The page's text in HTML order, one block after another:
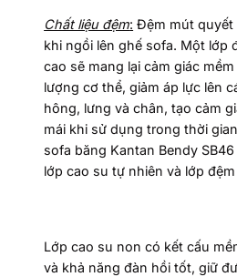
Chất liệu đệm: Đệm mút quyết
khi ngồi lên ghế sofa. Một lớp
cao sẽ mang lại cảm giác
lượng cơ thể, giảm áp lực lên
hông, lưng và chân, tạo cảm
mái khi sử dụng trong thời
sofa băng Kantan Bendy
lớp cao su tự nhiên và lớp
Lớp cao su non có kết cấu
và khả năng đàn hồi tốt, giữ